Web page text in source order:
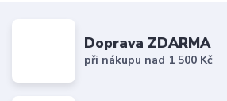
Doprava ZDARMA
při nákupu nad 1 500 Kč